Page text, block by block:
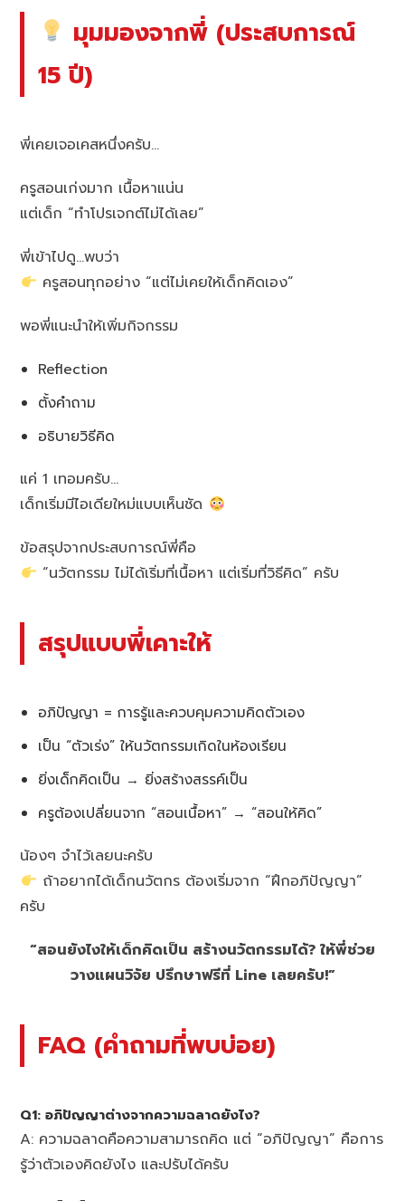
มุมมองจากพี่ (ประสบการณ์
15 ปี)
พี่เคยเจอเคสหนึ่งครับ…
ครูสอนเก่งมาก เนื้อหาแน่น
แต่เด็ก “ทำโปรเจกต์ไม่ได้เลย”
พี่เข้าไปดู…พบว่า
ครูสอนทุกอย่าง “แต่ไม่เคยให้เด็กคิดเอง”
พอพี่แนะนำให้เพิ่มกิจกรรม
Reflection
ตั้งคำถาม
อธิบายวิธีคิด
แค่ 1 เทอมครับ…
เด็กเริ่มมีไอเดียใหม่แบบเห็นชัด
ข้อสรุปจากประสบการณ์พี่คือ
“นวัตกรรม ไม่ได้เริ่มที่เนื้อหา แต่เริ่มที่วิธีคิด” ครับ
สรุปแบบพี่เคาะให้
อภิปัญญา = การรู้และควบคุมความคิดตัวเอง
เป็น “ตัวเร่ง” ให้นวัตกรรมเกิดในห้องเรียน
ยิ่งเด็กคิดเป็น → ยิ่งสร้างสรรค์เป็น
ครูต้องเปลี่ยนจาก “สอนเนื้อหา” → “สอนให้คิด”
น้องๆ จำไว้เลยนะครับ
ถ้าอยากได้เด็กนวัตกร ต้องเริ่มจาก “ฝึกอภิปัญญา”
ครับ
“สอนยังไงให้เด็กคิดเป็น สร้างนวัตกรรมได้? ให้พี่ช่วย
วางแผนวิจัย ปรึกษาฟรีที่ Line เลยครับ!”
FAQ (คำถามที่พบบ่อย)
Q1: อภิปัญญาต่างจากความฉลาดยังไง?
A: ความฉลาดคือความสามารถคิด แต่ “อภิปัญญา” คือการ
รู้ว่าตัวเองคิดยังไง และปรับได้ครับ